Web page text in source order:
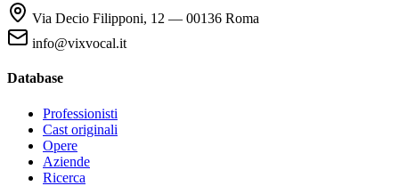
Via Decio Filipponi, 12 — 00136 Roma
info@vixvocal.it
Database
Professionisti
Cast originali
Opere
Aziende
Ricerca